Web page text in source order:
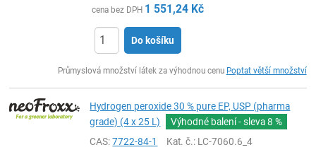
cena bez DPH 1 551,24 Kč
Do košíku
Průmyslová množství látek za výhodnou cenu Poptat větší množství
Hydrogen peroxide 30 % pure EP, USP (pharma
grade) (4 x 25 L)
Výhodné balení - sleva8 %
CAS:7722-84-1 Kat. č.: LC-7060.6_4